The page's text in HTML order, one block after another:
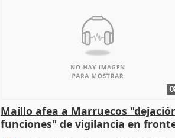
Maíllo afea a Marruecos
funciones" de vigilancia en